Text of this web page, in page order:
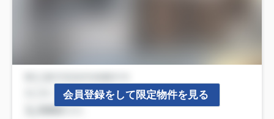
会員登録をして限定物件を見る